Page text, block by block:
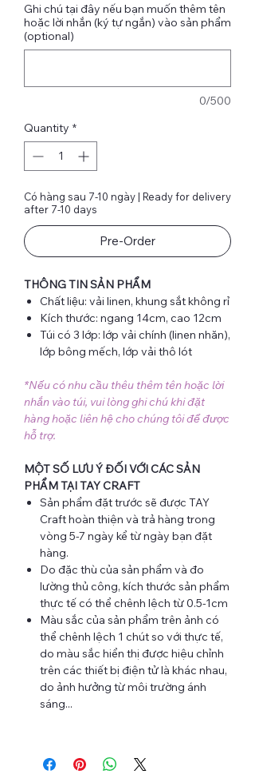
Ghi chú tại đây nếu bạn muốn thêm tên
hoặc lời nhắn (ký tự ngắn) vào sản phẩm
(optional)
0/500
Quantity *
Có hàng sau 7-10 ngày | Ready for delivery
after 7-10 days
Pre-Order
THÔNG TIN SẢN PHẨM
Chất liệu: vải linen, khung sắt không rỉ
Kích thước: ngang 14cm, cao 12cm
Túi có 3 lớp: lớp vải chính (linen nhăn),
lớp bông mếch, lớp vải thô lót
*Nếu có nhu cầu thêu thêm tên hoặc lời
nhắn vào túi, vui lòng ghi chú khi đặt
hàng hoặc liên hệ cho chúng tôi để được
hỗ trợ.
MỘT SỐ LƯU Ý ĐỐI VỚI CÁC SẢN
PHẨM TẠI TAY CRAFT
Sản phẩm đặt trước sẽ được TAY
Craft hoàn thiện và trả hàng trong
vòng 5-7 ngày kể từ ngày bạn đặt
hàng.
Do đặc thù của sản phẩm và đo
lường thủ công, kích thước sản phẩm
thực tế có thể chênh lệch từ 0.5-1cm
Màu sắc của sản phẩm trên ảnh có
thể chênh lệch 1 chút so với thực tế,
do màu sắc hiển thị được hiệu chỉnh
trên các thiết bị điện tử là khác nhau,
do ảnh hưởng từ môi trường ánh
sáng...